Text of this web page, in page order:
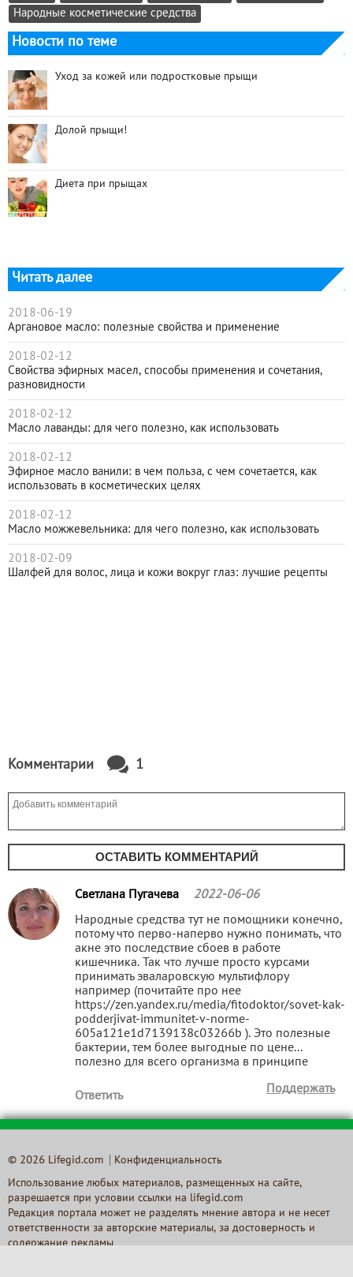
Народные косметические средства
Новости по теме
Уход за кожей или подростковые прыщи
Долой прыщи!
Диета при прыщах
Читать далее
2018-06-19
Аргановое масло: полезные свойства и применение
2018-02-12
Свойства эфирных масел, способы применения и сочетания,
разновидности
2018-02-12
Масло лаванды: для чего полезно, как использовать
2018-02-12
Эфирное масло ванили: в чем польза, с чем сочетается, как
использовать в косметических целях
2018-02-12
Масло можжевельника: для чего полезно, как использовать
2018-02-09
Шалфей для волос, лица и кожи вокруг глаз: лучшие рецепты
Комментарии 1
ОСТАВИТЬ КОММЕНТАРИЙ
Светлана Пугачева 2022-06-06
Народные средства тут не помощники конечно,
потому что перво-наперво нужно понимать, что
акне это последствие сбоев в работе
кишечника. Так что лучше просто курсами
принимать эваларовскую мультифлору
например (почитайте про нее
https://zen.yandex.ru/media/fitodoktor/sovet-kak-
podderjivat-immunitet-v-norme-
605a121e1d7139138c03266b ). Это полезные
бактерии, тем более выгодные по цене...
полезно для всего организма в принципе
Ответить
Поддержать
© 2026 Lifegid.com Конфиденциальность
Использование любых материалов, размещенных на сайте,
разрешается при условии ссылки на lifegid.com
Редакция портала может не разделять мнение автора и не несет
ответственности за авторские материалы, за достоверность и
содержание рекламы